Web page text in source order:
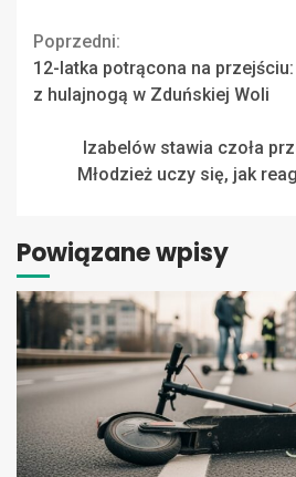
Continue
Reading
Poprzedni:
12-latka potrącona na
z hulajnogą w Zduńskiej Woli
Izabelów stawia czoła
Młodzież uczy się, jak
Powiązane wpisy